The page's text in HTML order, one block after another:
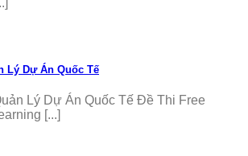
Lý Dự Án Quốc Tế
Lý Dự Án Quốc Tế Đề Thi Free
[...]